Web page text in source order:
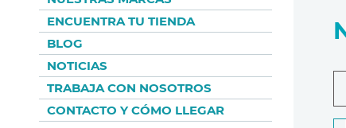
ENCUENTRA TU TIENDA
BLOG
NOTICIAS
TRABAJA CON NOSOTROS
CONTACTO Y CÓMO LLEGAR